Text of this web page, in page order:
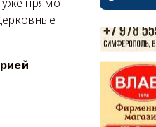
уже прямо